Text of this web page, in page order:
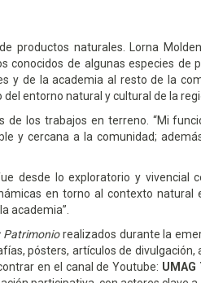
productos naturales. Lorna
conocidos de algunas especies de
y de la academia al resto de la
entorno natural y cultural de la
de los trabajos en terreno. “Mi
y cercana a la comunidad;
desde lo exploratorio y vivencial
en torno al contexto natural
academia”.
Patrimoniorealizados durante la
pósters, artículos de divulgación,
en el canal de Youtube: UMAG